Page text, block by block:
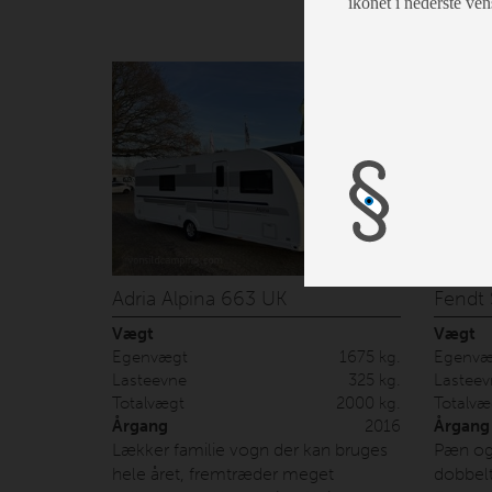
medfølger Isabella Forum med
nummerplade og
leveringsomkostninger.
med
Adria Alpina 663 UK
Vægt
Egenvægt
1675 kg.
Lasteevne
325 kg.
Totalvægt
2000 kg.
Årgang
2016
Lækker familie vogn der kan bruges
hele året, fremtræder meget
Fendt
Vægt
Årgang
Pæn